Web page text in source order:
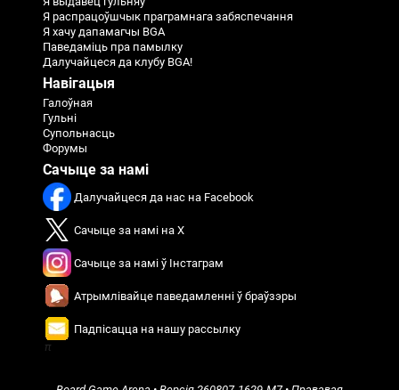
Я распрацоўшчык праграмнага забяспечання
Я хачу дапамагчы BGA
Паведаміць пра памылку
Далучайцеся да клубу BGA!
Навігацыя
Галоўная
Гульні
Супольнасць
Форумы
Сачыце за намі
Далучайцеся да нас на Facebook
Сачыце за намі на X
Сачыце за намі ў Інстаграм
Атрымлівайце паведамленні ў браўзэры
Падпісацца на нашу рассылку
π